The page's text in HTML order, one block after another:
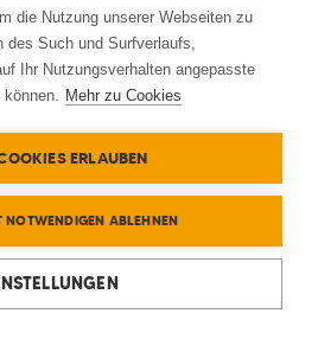
die Nutzung unserer Webseiten zu
des Such und Surfverlaufs,
Ihr Nutzungsverhalten angepasste
können. Mehr zu Cookies
ERLAUBEN
NOTWENDIGEN ABLEHNEN